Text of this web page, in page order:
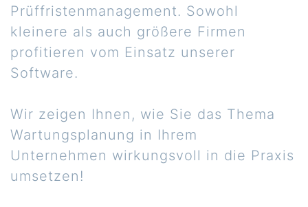
Prüffristenmanagement. Sowohl
kleinere als auch größere Firmen
profitieren vom Einsatz unserer
Software.
Wir zeigen Ihnen, wie Sie das Thema
Wartungsplanung in Ihrem
Unternehmen wirkungsvoll in die Praxis
umsetzen!